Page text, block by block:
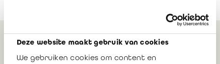
Deze website maakt gebruik van cookies
We gebruiken cookies om content en
Gerelateerd